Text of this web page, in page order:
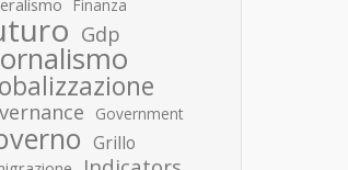
Finanza
Gdp
Government
Grillo